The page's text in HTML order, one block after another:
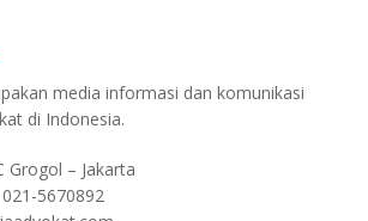
media informasi dan komunikasi
di Indonesia.
Grogol – Jakarta
5670892